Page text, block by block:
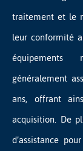
traitement et le
leur conformité
équipements
généralement
ans, offrant
acquisition. De
d’assistance